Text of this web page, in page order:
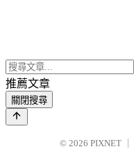
推薦文章
關閉搜尋
© 2026 PIXNET